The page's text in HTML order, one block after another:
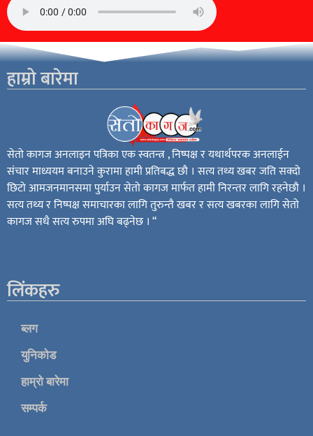
हाम्रो बारेमा
सेतो कागज अनलाइन पत्रिका एक स्वतन्त्र , निष्पक्ष र यथार्थपरक अनलाईन
संचार माध्ययम बनाउने कुरामा हामी प्रतिबद्ध छौ । सत्य तथ्य खबर जति सक्दो
छिटो आमजनमानसमा पुर्याउन सेतो कागज मार्फत हामी निरन्तर लागि रहनेछौ ।
सत्य तथ्य र निष्पक्ष समाचारका लागि तुरुन्तै खबर र सत्य खबरका लागि सेतो
कागज सधै सत्य रुपमा अघि बढ्नेछ । “
लिंकहरु
ब्लग
युनिकोड
हाम्रो बारेमा
सम्पर्क